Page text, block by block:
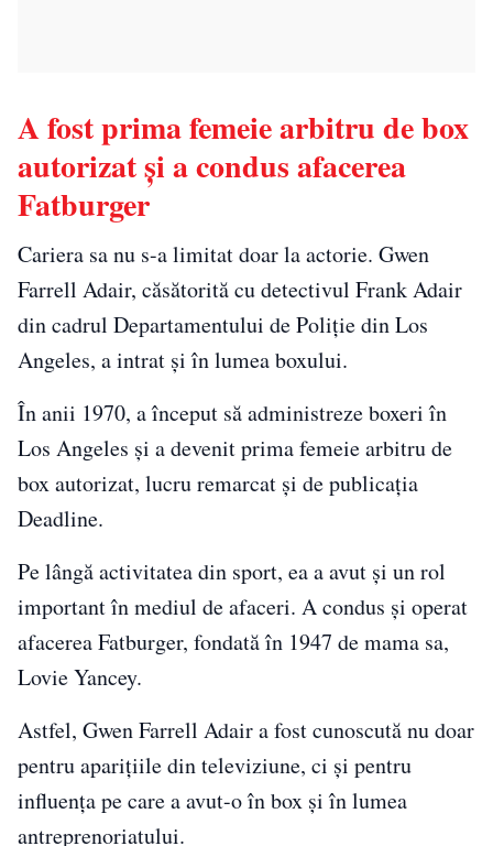
A fost prima femeie arbitru de box
autorizat și a condus afacerea
Fatburger
Cariera sa nu s-a limitat doar la actorie. Gwen
Farrell Adair, căsătorită cu detectivul Frank Adair
din cadrul Departamentului de Poliție din Los
Angeles, a intrat și în lumea boxului.
În anii 1970, a început să administreze boxeri în
Los Angeles și a devenit prima femeie arbitru de
box autorizat, lucru remarcat și de publicația
Deadline.
Pe lângă activitatea din sport, ea a avut și un rol
important în mediul de afaceri. A condus și operat
afacerea Fatburger, fondată în 1947 de mama sa,
Lovie Yancey.
Astfel, Gwen Farrell Adair a fost cunoscută nu doar
pentru aparițiile din televiziune, ci și pentru
influența pe care a avut-o în box și în lumea
antreprenoriatului.